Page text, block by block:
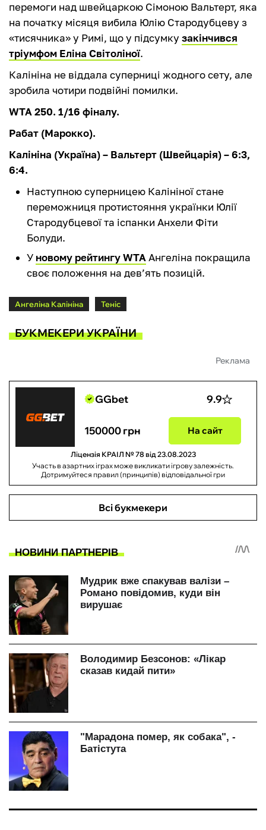
перемоги над швейцаркою Сімоною Вальтерт, яка
на початку місяця вибила Юлію Стародубцеву з
«тисячника» у Римі, що у підсумку закінчився
тріумфом Еліна Світоліної.
Калініна не віддала суперниці жодного сету, але
зробила чотири подвійні помилки.
WTA 250. 1/16 фіналу.
Рабат (Марокко).
Калініна (Україна) – Вальтерт (Швейцарія) – 6:3,
6:4.
Наступною суперницею Калініної стане
переможниця протистояння українки Юлії
Стародубцевої та іспанки Анхели Фіти
Болуди.
У новому рейтингу WTAАнгеліна покращила
своє положення на дев’ять позицій.
Ангеліна Калініна Теніс
БУКМЕКЕРИ УКРАЇНИ
Реклама
GGbet 9.9
150000 грн На сайт
Ліцензія КРАІЛ № 78 від 23.08.2023
Участь в азартних іграх може викликати ігрову залежність.
Дотримуйтеся правил (принципів) відповідальної гри
Всі букмекери